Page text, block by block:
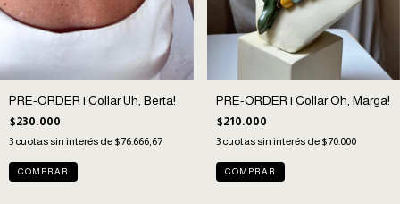
PRE-ORDER | Collar Uh, Berta!
$230.000
3 cuotas sin interés de $76.666,67
PRE-ORDER | Collar Oh, Marga!
$210.000
3 cuotas sin interés de $70.000